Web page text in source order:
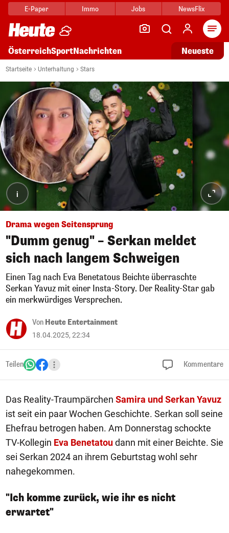
E-Paper Immo Jobs NewsFlix
ÖsterreichSportNachrichten Neueste
Startseite Unterhaltung Stars
i
Drama wegen Seitensprung
"Dumm genug" – Serkan meldet
sich nach langem Schweigen
Einen Tag nach Eva Benetatous Beichte überraschte
Serkan Yavuz mit einer Insta-Story. Der Reality-Star gab
ein merkwürdiges Versprechen.
Von Heute Entertainment
18.04.2025, 22:34
Teilen Kommentare
Das Reality-Traumpärchen Samira und Serkan Yavuz
ist seit ein paar Wochen Geschichte. Serkan soll seine
Ehefrau betrogen haben. Am Donnerstag schockte
TV-Kollegin Eva Benetatoudann mit einer Beichte. Sie
sei Serkan 2024 an ihrem Geburtstag wohl sehr
nahegekommen.
"Ich komme zurück, wie ihr es nicht
erwartet"